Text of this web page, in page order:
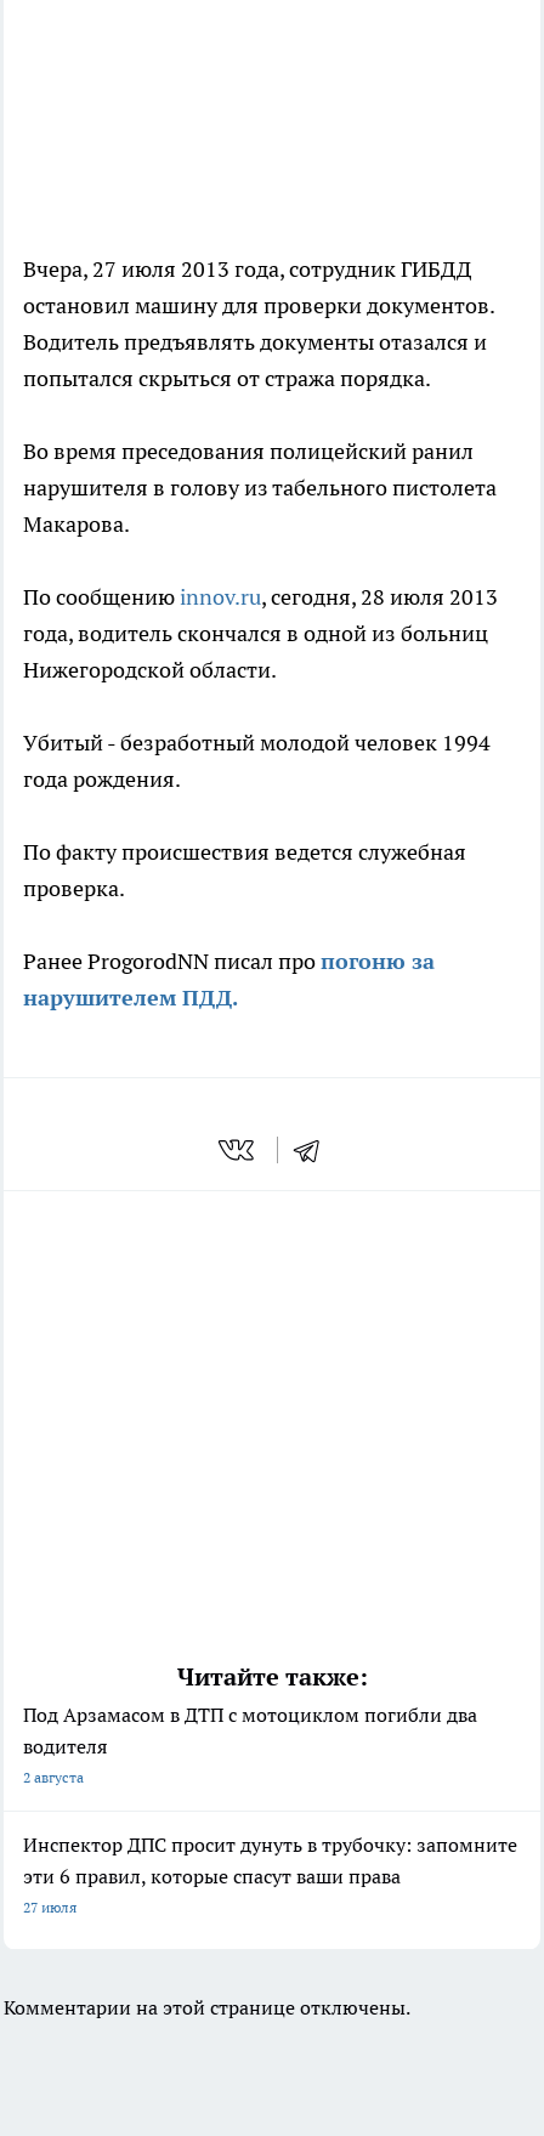
Вчера, 27 июля 2013 года, сотрудник ГИБДД
остановил машину для проверки документов.
Водитель предъявлять документы отазался и
попытался скрыться от стража порядка.
Во время преседования полицейский ранил
нарушителя в голову из табельного пистолета
Макарова.
По сообщениюinnov.ru, сегодня, 28 июля 2013
года, водитель скончался в одной из больниц
Нижегородской области.
Убитый - безработный молодой человек 1994
года рождения.
По факту происшествия ведется служебная
проверка.
Ранее ProgorodNN писал пропогоню за
нарушителем ПДД.
Читайте также:
Под Арзамасом в ДТП с мотоциклом погибли два
водителя
2 августа
Инспектор ДПС просит дунуть в трубочку: запомните
эти 6 правил, которые спасут ваши права
27 июля
Комментарии на этой странице отключены.